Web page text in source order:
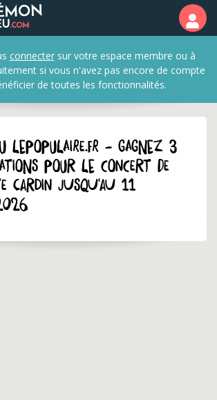
connectersur votre espace membre ou à
si vous n'avez pas encore de compte
de toutes les fonctionnalités.
lepopulaire.fr - Gagnez 3
pour le concert de
Cardin jusqu'au 11